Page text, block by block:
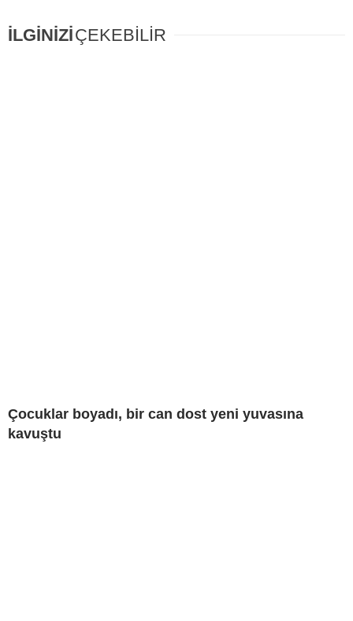
İLGİNİZİÇEKEBİLİR
Çocuklar boyadı, bir can dost yeni yuvasına
kavuştu